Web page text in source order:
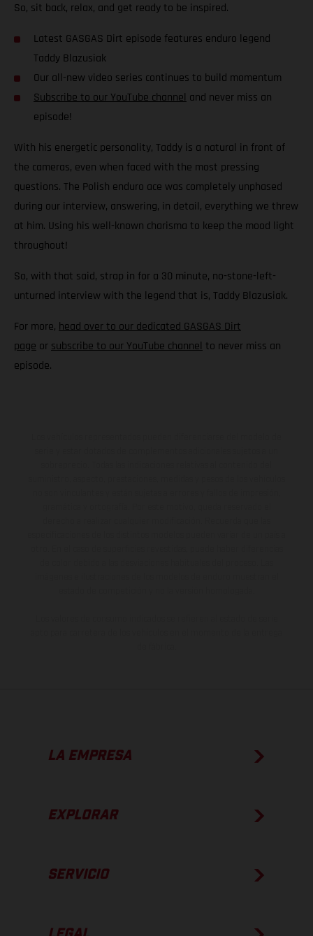
So, sit back, relax, and get ready to be inspired.
Latest GASGAS Dirt episode features enduro legend
Taddy Blazusiak
Our all-new video series continues to build momentum
Subscribe to our YouTube channel and never miss an
episode!
With his energetic personality, Taddy is a natural in front of
the cameras, even when faced with the most pressing
questions. The Polish enduro ace was completely unphased
during our interview, answering, in detail, everything we threw
at him. Using his well-known charisma to keep the mood light
throughout!
So, with that said, strap in for a 30 minute, no-stone-left-
unturned interview with the legend that is, Taddy Blazusiak.
For more, head over to our dedicated GASGAS Dirt
page orsubscribe to our YouTube channelto never miss an
episode.
LA EMPRESA
EXPLORAR
SERVICIO